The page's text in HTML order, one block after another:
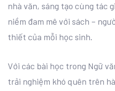
nhà văn, sáng tạo cùng tác
niềm đam mê với sách –
thiết của mỗi học sinh.
Với các bài học trong Ngữ
trải nghiệm khó quên trên